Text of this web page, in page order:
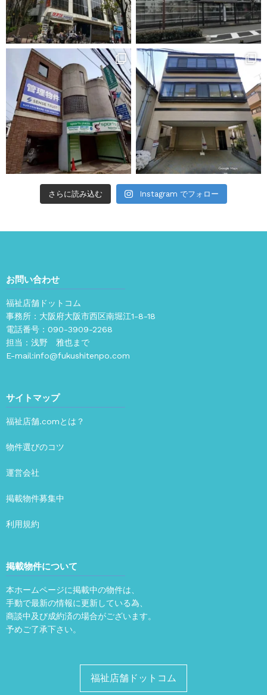
さらに読み込む Instagram でフォロー
お問い合わせ
福祉店舗ドットコム
事務所：大阪府大阪市西区南堀江1-8-18
電話番号： 090-3909-2268
担当：浅野 雅也まで
E-mail:info@fukushitenpo.com
サイトマップ
福祉店舗.comとは？
物件選びのコツ
運営会社
掲載物件募集中
利用規約
掲載物件について
本ホームページに掲載中の物件は、
手動で最新の情報に更新している為、
商談中及び成約済の場合がございます。
予めご了承下さい。
福祉店舗ドットコム